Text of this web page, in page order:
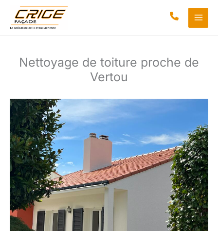
contenu
Nettoyage de toiture proche de
Vertou